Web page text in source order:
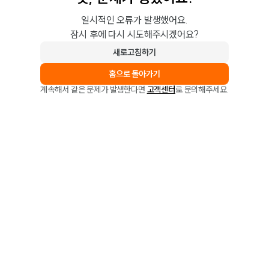
일시적인 오류가 발생했어요.
잠시 후에 다시 시도해주시겠어요?
새로고침하기
홈으로 돌아가기
계속해서 같은 문제가 발생한다면 고객센터로 문의해주세요.